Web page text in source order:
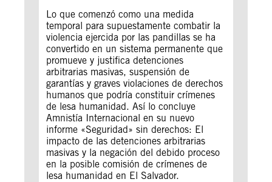
Lo que comenzó como una medida
temporal para supuestamente combatir la
violencia ejercida por las pandillas se ha
convertido en un sistema permanente que
promueve y justifica detenciones
arbitrarias masivas, suspensión de
garantías y graves violaciones de derechos
humanos que podría constituir crímenes
de lesa humanidad. Así lo concluye
Amnistía Internacional en su nuevo
informe «Seguridad» sin derechos: El
impacto de las detenciones arbitrarias
masivas y la negación del debido proceso
en la posible comisión de crímenes de
lesa humanidad en El Salvador.